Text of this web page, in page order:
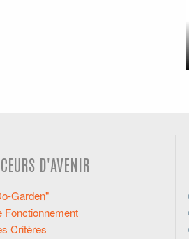
D'AVENIR
Garden"
Fonctionnement
Critères